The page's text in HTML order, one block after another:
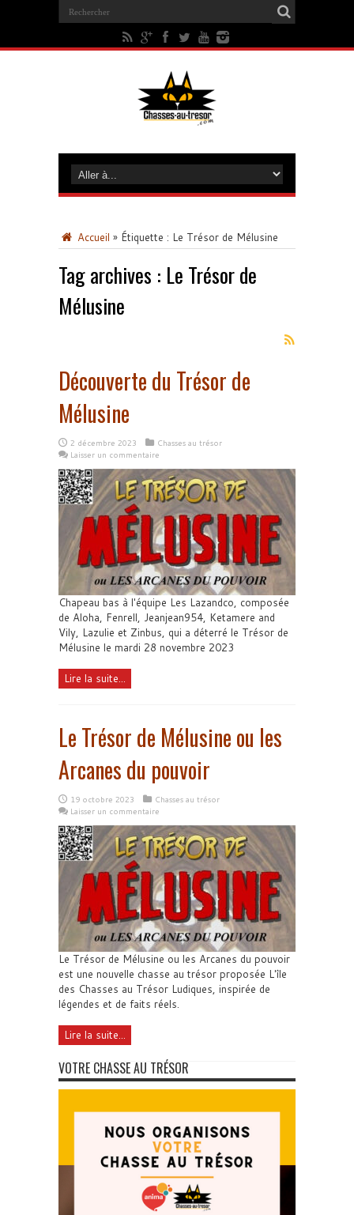
Accueil » Étiquette : Le Trésor de Mélusine
Tag archives : Le Trésor de
Mélusine
Découverte du Trésor de
Mélusine
2 décembre 2023
Chasses au trésor
Laisser un commentaire
Chapeau bas à l'équipe Les Lazandco, composée
de Aloha, Fenrell, Jeanjean954, Ketamere and
Vily, Lazulie et Zinbus, qui a déterré le Trésor de
Mélusine le mardi 28 novembre 2023
Lire la suite...
Le Trésor de Mélusine ou les
Arcanes du pouvoir
19 octobre 2023
Chasses au trésor
Laisser un commentaire
Le Trésor de Mélusine ou les Arcanes du pouvoir
est une nouvelle chasse au trésor proposée L'île
des Chasses au Trésor Ludiques, inspirée de
légendes et de faits réels.
Lire la suite...
VOTRE CHASSE AU TRÉSOR